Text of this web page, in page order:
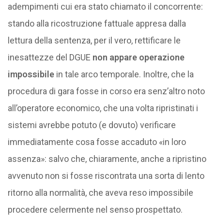
adempimenti cui era stato chiamato il concorrente:
stando alla ricostruzione fattuale appresa dalla
lettura della sentenza, per il vero, rettificare le
inesattezze del DGUE non appare operazione
impossibilein tale arco temporale. Inoltre, che la
procedura di gara fosse in corso era senz’altro noto
all’operatore economico, che una volta ripristinati i
sistemi avrebbe potuto (e dovuto) verificare
immediatamente cosa fosse accaduto «in loro
assenza»: salvo che, chiaramente, anche a ripristino
avvenuto non si fosse riscontrata una sorta di lento
ritorno alla normalità, che aveva reso impossibile
procedere celermente nel senso prospettato.